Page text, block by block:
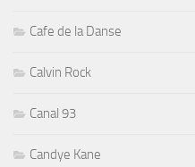
Cafe de la Danse
Calvin Rock
Canal 93
Candye Kane